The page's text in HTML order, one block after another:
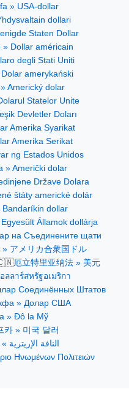
» USA-dollar
dollari
Staten Dollar
Dollar américain
degli Stati Uniti
amerykański
Americký dolar
Statelor Unite
Devletler Doları
Amerika Syarikat
Amerika Serikat
ng Estados Unidos
» Američki dolar
Države Dolara
štáty americké dolár
dollar
Államok dollárja
на Съединените щати
アメリカ合衆国ドル
厄立特里亚纳法 » 美元
ลลาร์สหรัฐอเมริกา
Соединённых Штатов
» Долар США
» Đô la Mỹ
카 » 미국 달러
النافة الإريترية
Ηνωμένων Πολιτειών